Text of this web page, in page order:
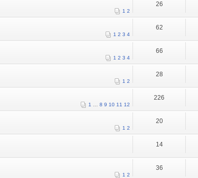
1 2
26
1 2 3 4
62
1 2 3 4
66
1 2
28
1 8 9 10 11 12
226
1 2
20
14
1 2
36